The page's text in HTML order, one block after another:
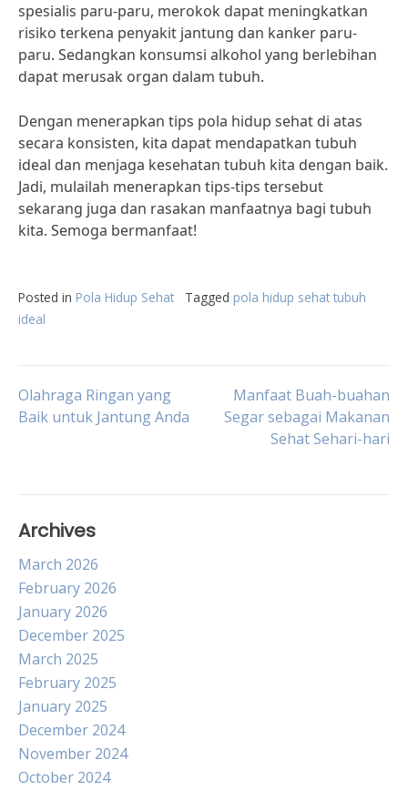
spesialis paru-paru, merokok dapat meningkatkan
risiko terkena penyakit jantung dan kanker paru-
paru. Sedangkan konsumsi alkohol yang berlebihan
dapat merusak organ dalam tubuh.
Dengan menerapkan tips pola hidup sehat di atas
secara konsisten, kita dapat mendapatkan tubuh
ideal dan menjaga kesehatan tubuh kita dengan baik.
Jadi, mulailah menerapkan tips-tips tersebut
sekarang juga dan rasakan manfaatnya bagi tubuh
kita. Semoga bermanfaat!
Posted in Pola Hidup Sehat Tagged pola hidup sehat tubuh
ideal
Post
Olahraga Ringan yang
Baik untuk Jantung Anda
Manfaat Buah-buahan
Segar sebagai Makanan
Sehat Sehari-hari
Archives
March 2026
February 2026
January 2026
December 2025
March 2025
February 2025
January 2025
December 2024
November 2024
October 2024